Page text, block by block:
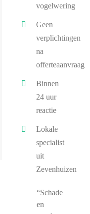
vogelwering
Geen
verplichtingen
na
offerteaanvraag
Binnen
24 uur
reactie
Lokale
specialist
uit
Zevenhuizen
“Schade
en